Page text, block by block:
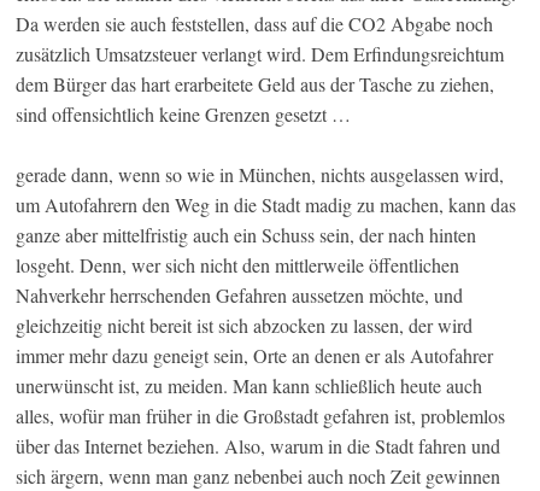
Da werden sie auch feststellen, dass auf die CO2 Abgabe noch
zusätzlich Umsatzsteuer verlangt wird. Dem Erfindungsreichtum
dem Bürger das hart erarbeitete Geld aus der Tasche zu ziehen,
sind offensichtlich keine Grenzen gesetzt …
gerade dann, wenn so wie in München, nichts ausgelassen wird,
um Autofahrern den Weg in die Stadt madig zu machen, kann das
ganze aber mittelfristig auch ein Schuss sein, der nach hinten
losgeht. Denn, wer sich nicht den mittlerweile öffentlichen
Nahverkehr herrschenden Gefahren aussetzen möchte, und
gleichzeitig nicht bereit ist sich abzocken zu lassen, der wird
immer mehr dazu geneigt sein, Orte an denen er als Autofahrer
unerwünscht ist, zu meiden. Man kann schließlich heute auch
alles, wofür man früher in die Großstadt gefahren ist, problemlos
über das Internet beziehen. Also, warum in die Stadt fahren und
sich ärgern, wenn man ganz nebenbei auch noch Zeit gewinnen